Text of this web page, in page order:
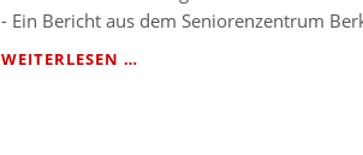
- Ein Bericht aus dem Seniorenzentrum
WEITERLESEN …